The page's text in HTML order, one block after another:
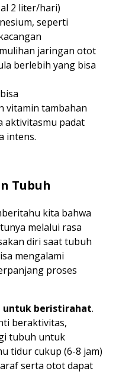
2 liter/hari)
seperti
jaringan otot
berlebih yang bisa
vitamin tambahan
aktivitasmu padat
intens.
Tubuh
kita bahwa
melalui rasa
diri saat tubuh
mengalami
proses
untuk beristirahat.
beraktivitas,
tubuh untuk
tidur cukup (6-8 jam)
serta otot dapat